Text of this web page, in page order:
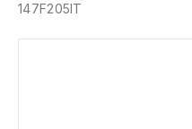
147F205IT